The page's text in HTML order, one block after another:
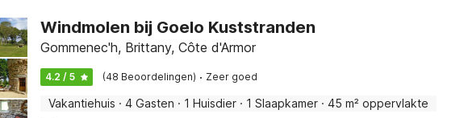
Windmolen bij Goelo Kuststranden
Gommenec'h, Brittany, Côte d'Armor
4.2 / 5 (48 Beoordelingen) · Zeer goed
Vakantiehuis · 4 Gasten · 1 Huisdier · 1 Slaapkamer · 45 m² oppervlakte